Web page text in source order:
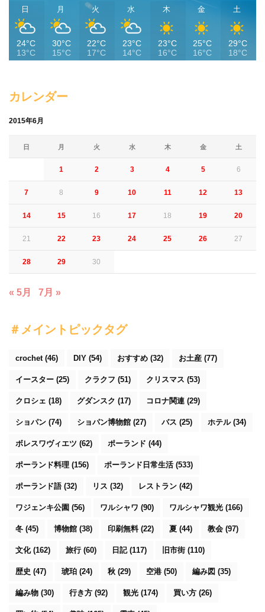
日
24°C
13°C
月
30°C
15°C
火
22°C
17°C
水
23°C
14°C
木
23°C
16°C
金
25°C
16°C
土
29°C
18°C
カレンダー
2015年6月
日 月 火 水 木 金 土
1 2 3 4 5 6
7 8 9 10 11 12 13
14 15 16 17 18 19 20
21 22 23 24 25 26 27
28 29 30
« 5月 7月 »
＃メイントピックタグ
crochet(46) DIY (54) おすすめ (32) お土産 (77)
イースター (25) クラクフ (51) クリスマス (53)
クロシェ (18) グダンスク (17) コロナ関連 (29)
ショパン (74) ショパン博物館 (27) バス (25) ホテル(34)
ボレスワヴィエツ (62) ポーランド (44)
ポーランド料理 (156) ポーランド日常生活(533)
ポーランド語(32) リス (32) レストラン (42)
ワジェンキ公園 (56) ワルシャワ (90) ワルシャワ観光 (166)
冬 (45) 博物館 (38) 印刷無料(22) 夏 (44) 教会 (97)
文化(162) 旅行 (60) 日記(117) 旧市街 (110)
歴史 (47) 琥珀 (24) 秋 (29) 空港 (50) 編み図 (35)
編み物 (30) 行き方 (92) 観光 (174) 買い方 (26)